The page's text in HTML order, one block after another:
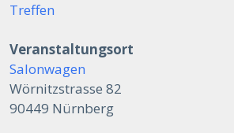
Treffen
Veranstaltungsort
Salonwagen
Wörnitzstrasse 82
90449 Nürnberg